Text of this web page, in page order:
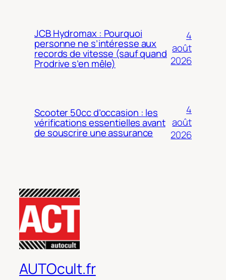
JCB Hydromax : Pourquoi
personne ne s’intéresse aux
records de vitesse (sauf quand
Prodrive s’en mêle)
4
août
2026
Scooter 50cc d’occasion : les
vérifications essentielles avant
de souscrire une assurance
4
août
2026
AUTOcult.fr